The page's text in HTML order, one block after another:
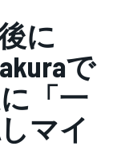
に
で
「一
マイ